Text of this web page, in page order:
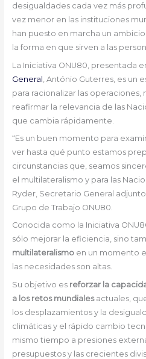
desigualdades cada vez más
vez menor en las instituciones
han puesto en marcha un
la forma en que sirven a las
La Iniciativa ONU80, presentada
General , António Guterres, es un
para racionalizar las
reafirmar la relevancia de las
que cambia rápidamente.
“Es un buen momento para
ver hasta qué punto estamos
circunstancias que, seamos
el multilateralismo y para las
Ryder, Secretario General
Grupo de Trabajo ONU80.
Conocida como la Iniciativa
sólo mejorar la eficiencia, sino
multilateralismoen un momento
las necesidades son altas.
Su objetivo es reforzar la
a los retos mundialesactuales,
los desplazamientos y la
climáticas y el rápido cambio
mismo tiempo a presiones
presupuestos y las crecientes